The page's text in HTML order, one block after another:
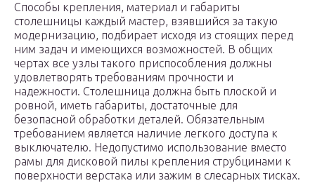
Способы крепления, материал и габариты
столешницы каждый мастер, взявшийся за такую
модернизацию, подбирает исходя из стоящих перед
ним задач и имеющихся возможностей. В общих
чертах все узлы такого приспособления должны
удовлетворять требованиям прочности и
надежности. Столешница должна быть плоской и
ровной, иметь габариты, достаточные для
безопасной обработки деталей. Обязательным
требованием является наличие легкого доступа к
выключателю. Недопустимо использование вместо
рамы для дисковой пилы крепления струбцинами к
поверхности верстака или зажим в слесарных тисках.